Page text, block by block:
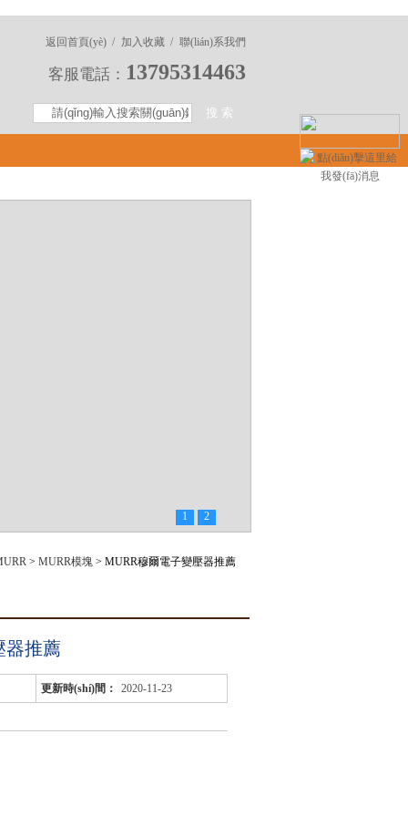
聯(lián)系我們
加入收藏 /
返回首頁(yè) /
客服電話： 13795314463
1 2
> MURR模塊 > MURR穆爾電子變壓器推薦
器推薦
更新時(shí)間： 2020-11-23